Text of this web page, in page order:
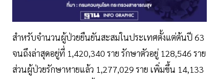
สำหรับจำนวนผู้ป่วยยืนยันสะสมในประเทศตั้งแต่ต้นปี 63
จนถึงล่าสุดอยู่ที่ 1,420,340 ราย รักษาตัวอยู่ 128,546 ราย
ส่วนผู้ป่วยรักษาหายแล้ว 1,277,029 ราย เพิ่มขึ้น 14,133